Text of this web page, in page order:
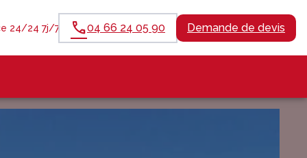
24/24 7j/7 04 66 24 05 90 Demande de devis